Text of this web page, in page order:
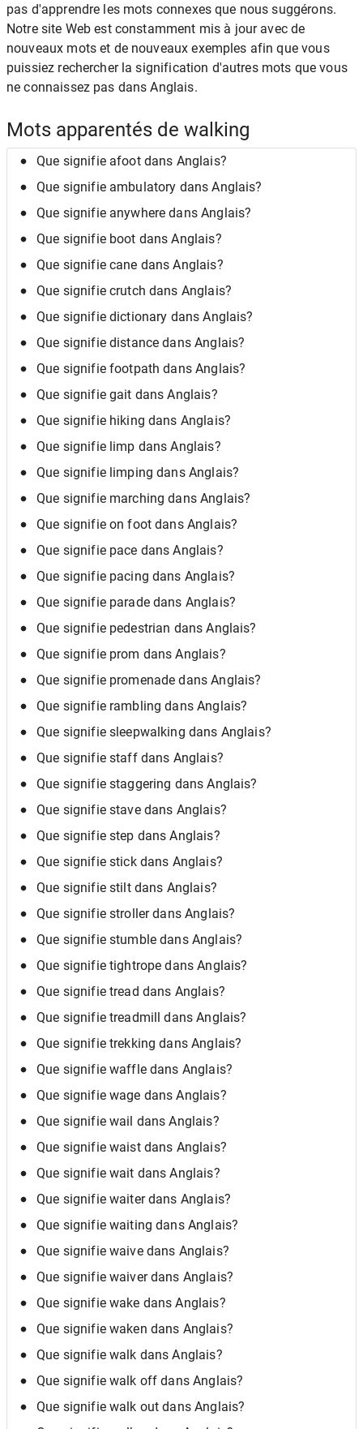
pas d'apprendre les mots connexes que nous suggérons.
Notre site Web est constamment mis à jour avec de
nouveaux mots et de nouveaux exemples afin que vous
puissiez rechercher la signification d'autres mots que vous
ne connaissez pas dans Anglais.
Mots apparentés de walking
Que signifie afoot dans Anglais?
Que signifie ambulatory dans Anglais?
Que signifie anywhere dans Anglais?
Que signifie boot dans Anglais?
Que signifie cane dans Anglais?
Que signifie crutch dans Anglais?
Que signifie dictionary dans Anglais?
Que signifie distance dans Anglais?
Que signifie footpath dans Anglais?
Que signifie gait dans Anglais?
Que signifie hiking dans Anglais?
Que signifie limp dans Anglais?
Que signifie limping dans Anglais?
Que signifie marching dans Anglais?
Que signifie on foot dans Anglais?
Que signifie pace dans Anglais?
Que signifie pacing dans Anglais?
Que signifie parade dans Anglais?
Que signifie pedestrian dans Anglais?
Que signifie prom dans Anglais?
Que signifie promenade dans Anglais?
Que signifie rambling dans Anglais?
Que signifie sleepwalking dans Anglais?
Que signifie staff dans Anglais?
Que signifie staggering dans Anglais?
Que signifie stave dans Anglais?
Que signifie step dans Anglais?
Que signifie stick dans Anglais?
Que signifie stilt dans Anglais?
Que signifie stroller dans Anglais?
Que signifie stumble dans Anglais?
Que signifie tightrope dans Anglais?
Que signifie tread dans Anglais?
Que signifie treadmill dans Anglais?
Que signifie trekking dans Anglais?
Que signifie waffle dans Anglais?
Que signifie wage dans Anglais?
Que signifie wail dans Anglais?
Que signifie waist dans Anglais?
Que signifie wait dans Anglais?
Que signifie waiter dans Anglais?
Que signifie waiting dans Anglais?
Que signifie waive dans Anglais?
Que signifie waiver dans Anglais?
Que signifie wake dans Anglais?
Que signifie waken dans Anglais?
Que signifie walk dans Anglais?
Que signifie walk off dans Anglais?
Que signifie walk out dans Anglais?